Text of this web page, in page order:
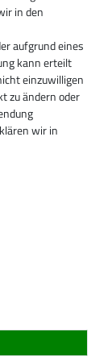
in den
aufgrund eines
kann erteilt
einzuwilligen
zu ändern oder
wir in